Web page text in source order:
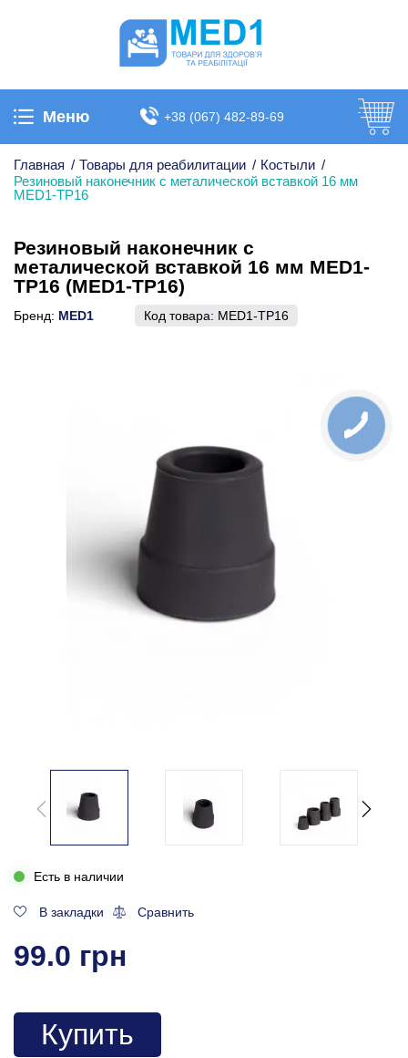
Меню +38 (067) 482-89-69
Главная / Товары для реабилитации / Костыли /
Резиновый наконечник с металической вставкой 16 мм
MED1-TP16
Резиновый наконечник с
металической вставкой 16 мм MED1-
TP16 (MED1-TP16)
Бренд: MED1 Код товара: MED1-TP16
Есть в наличии
В закладки Сравнить
99.0 грн
Купить